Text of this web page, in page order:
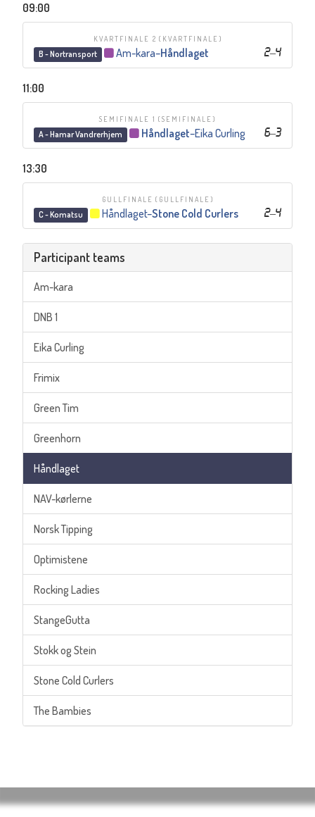
09:00
KVARTFINALE 2 (KVARTFINALE)
B - Nortransport 2–4
Am-kara–Håndlaget
11:00
SEMIFINALE 1 (SEMIFINALE)
A - Hamar Vandrerhjem 6–3
Håndlaget–Eika Curling
13:30
GULLFINALE (GULLFINALE)
C - Komatsu 2–4
Håndlaget–Stone Cold Curlers
Participant teams
Am-kara
DNB 1
Eika Curling
Frimix
Green Tim
Greenhorn
Håndlaget
NAV-kørlerne
Norsk Tipping
Optimistene
Rocking Ladies
StangeGutta
Stokk og Stein
Stone Cold Curlers
The Bambies